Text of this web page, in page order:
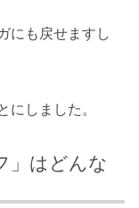
にも戻せますし
にしました。
」はどんな